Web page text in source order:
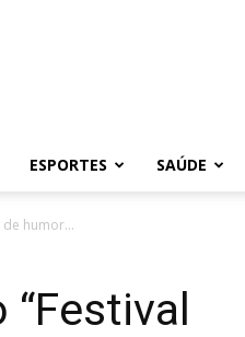
ESPORTES SAÚDE
de humor...